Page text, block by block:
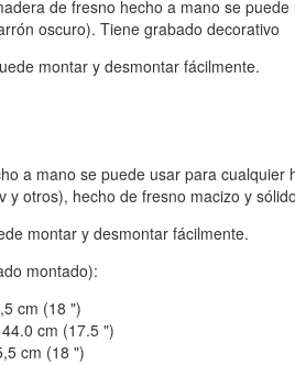
de fresno hecho a mano se
oscuro). Tiene grabado decorativo
montar y desmontar fácilmente.
a mano se puede usar para
y otros), hecho de fresno macizo y
montar y desmontar fácilmente.
montado):
cm (18 ")
cm (17.5 ")
cm (18 ")